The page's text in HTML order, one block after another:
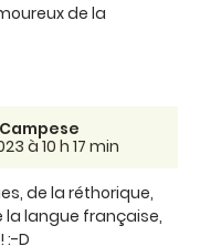
de la
à 10 h 17 min
de la réthorique,
la langue française,
:-D